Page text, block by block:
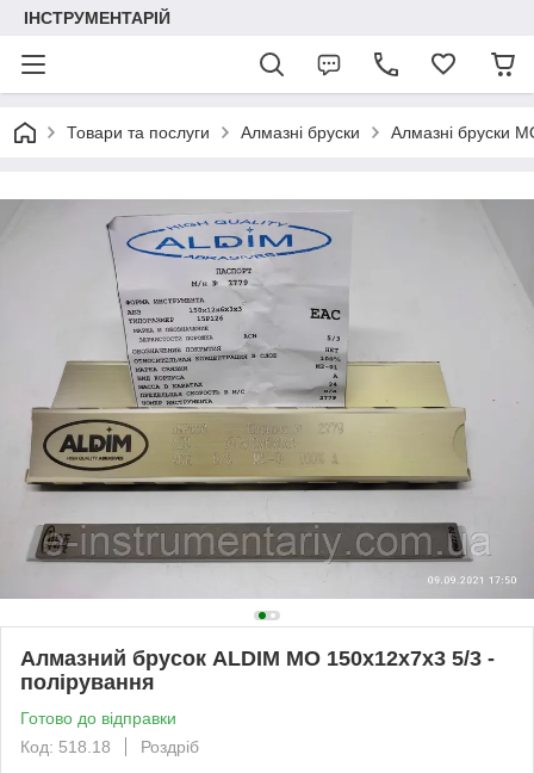
ІНСТРУМЕНТАРІЙ
Товари та послуги Алмазні бруски Алмазні бруски
Алмазний брусок ALDIM МО 150х12х7х3 5/3 -
полірування
Готово до відправки
Код: 518.18
Роздріб